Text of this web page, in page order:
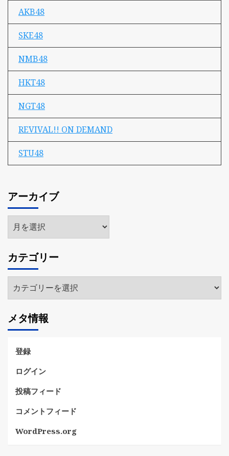
AKB48
SKE48
NMB48
HKT48
NGT48
REVIVAL!! ON DEMAND
STU48
アーカイブ
ア
ー
イ
ブ
カテゴリー
テ
リ
ー
メタ情報
登録
ログイン
投稿フィード
コメントフィード
WordPress.org